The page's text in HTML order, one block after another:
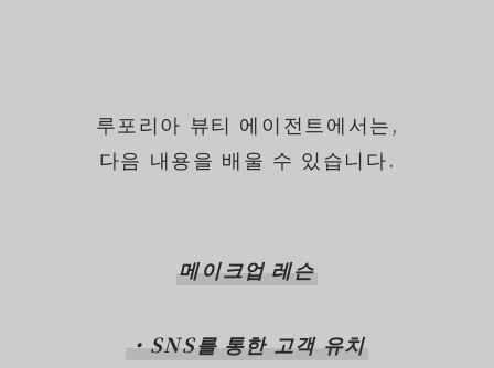
루포리아 뷰티 에이전트에서는,
다음 내용을 배울 수 있습니다.
메이크업 레슨
・SNS를 통한 고객 유치